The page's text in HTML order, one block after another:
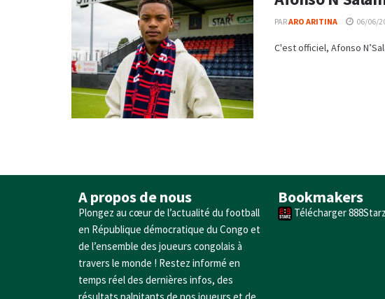
PARARO ARITINA 06/06/
C'est officiel, Afonso
A propos de nous
Plongez au cœur de l’actualité du football
en République démocratique du Congo et
de l’ensemble des joueurs congolais à
travers le monde ! Restez informé en
temps réel des dernières infos, des
Bookmakers
Télécharger 888Starz